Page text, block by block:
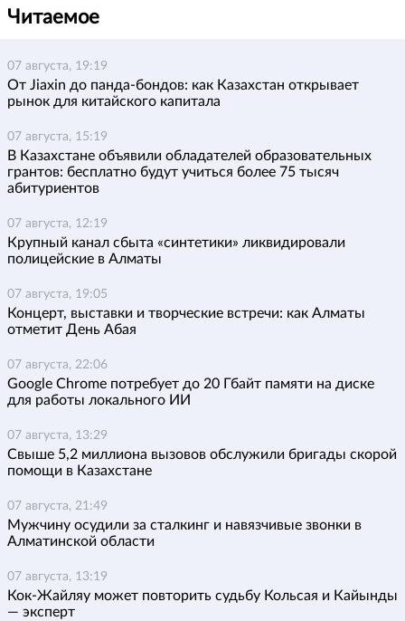
Читаемое
07 августа, 19:19
От Jiaxin до панда-бондов: как Казахстан открывает
рынок для китайского капитала
07 августа, 15:19
В Казахстане объявили обладателей образовательных
грантов: бесплатно будут учиться более 75 тысяч
абитуриентов
07 августа, 12:19
Крупный канал сбыта «синтетики» ликвидировали
полицейские в Алматы
07 августа, 19:05
Концерт, выставки и творческие встречи: как Алматы
отметит День Абая
07 августа, 22:06
Google Chrome потребует до 20 Гбайт памяти на диске
для работы локального ИИ
07 августа, 13:29
Свыше 5,2 миллиона вызовов обслужили бригады скорой
помощи в Казахстане
07 августа, 21:49
Мужчину осудили за сталкинг и навязчивые звонки в
Алматинской области
07 августа, 13:19
Кок-Жайляу может повторить судьбу Кольсая и Кайынды
— эксперт